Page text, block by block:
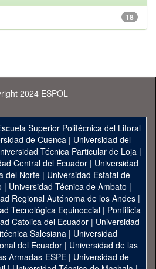
18
2024 ESPOL
Superior Politécnica del Litoral
de Cuenca| Universidad del
Técnica Particular de Loja|
Central del Ecuador| Universidad
del Norte | Universidad Estatal de
| Universidad Técnica de Ambato |
Regional Autónoma de los Andes|
Tecnológica Equinoccial| Pontificia
Catolica del Ecuador | Universidad
Salesiana | Universidad
del Ecuador | Universidad de las
Armadas-ESPE | Universidad de